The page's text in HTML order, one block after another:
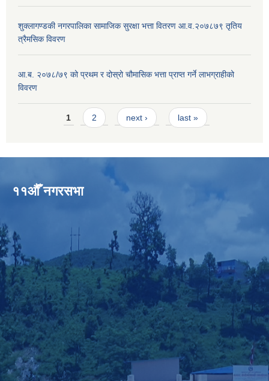
शुक्लागण्डकी नगरपालिका सामाजिक सुरक्षा भत्ता वितरण आ.व.२०७८७९ तृतिय
त्रैमसिक विवरण
आ.ब. २०७८/७९ को प्रथम र दोस्रो चौमासिक भत्ता प्राप्त गर्ने लाभग्राहीको
विवरण
Pages1 2 next › last »
११औँ नगरसभा